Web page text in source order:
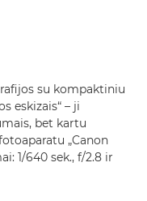
su kompaktiniu
eskizais“ – ji
bet kartu
„Canon
1/640 sek., f/2.8 ir